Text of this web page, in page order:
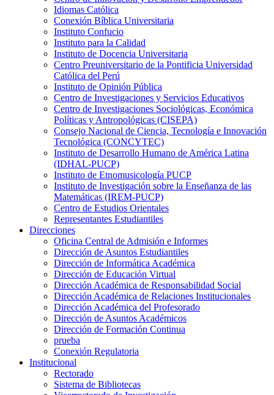
Idiomas Católica
Conexión Bíblica Universitaria
Instituto Confucio
Instituto para la Calidad
Instituto de Docencia Universitaria
Centro Preuniversitario de la Pontificia Universidad
Católica del Perú
Instituto de Opinión Pública
Centro de Investigaciones y Servicios Educativos
Centro de Investigaciones Sociológicas, Económica
Políticas y Antropológicas (CISEPA)
Consejo Nacional de Ciencia, Tecnología e Innovación
Tecnológica (CONCYTEC)
Instituto de Desarrollo Humano de América Latina
(IDHAL-PUCP)
Instituto de Etnomusicología PUCP
Instituto de Investigación sobre la Enseñanza de las
Matemáticas (IREM-PUCP)
Centro de Estudios Orientales
Representantes Estudiantiles
Direcciones
Oficina Central de Admisión e Informes
Dirección de Asuntos Estudiantiles
Dirección de Informática Académica
Dirección de Educación Virtual
Dirección Académica de Responsabilidad Social
Dirección Académica de Relaciones Institucionales
Dirección Académica del Profesorado
Dirección de Asuntos Académicos
Dirección de Formación Continua
prueba
Conexión Regulatoria
Institucional
Rectorado
Sistema de Bibliotecas